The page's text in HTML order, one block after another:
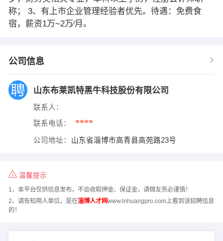
称； 3、有上市企业管理经验者优先。待遇：免费食
宿，薪资1万~2万∕月。
公司信息
山东布莱凯特黑牛科技股份有限公司
联系人：
联系电话： ****
公司地址： 山东省淄博市高青县高苑路23号
温馨提示
1、本平台仅供信息发布，不会收取押金、保证金，请微友务必谨慎！
2、请告知用人单位，是在淄博人才网www.lnhuangpro.com上看到该招聘信息
的！